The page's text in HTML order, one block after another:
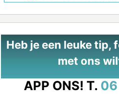
Heb je een leuke tip,
met ons
APP ONS! T. 06